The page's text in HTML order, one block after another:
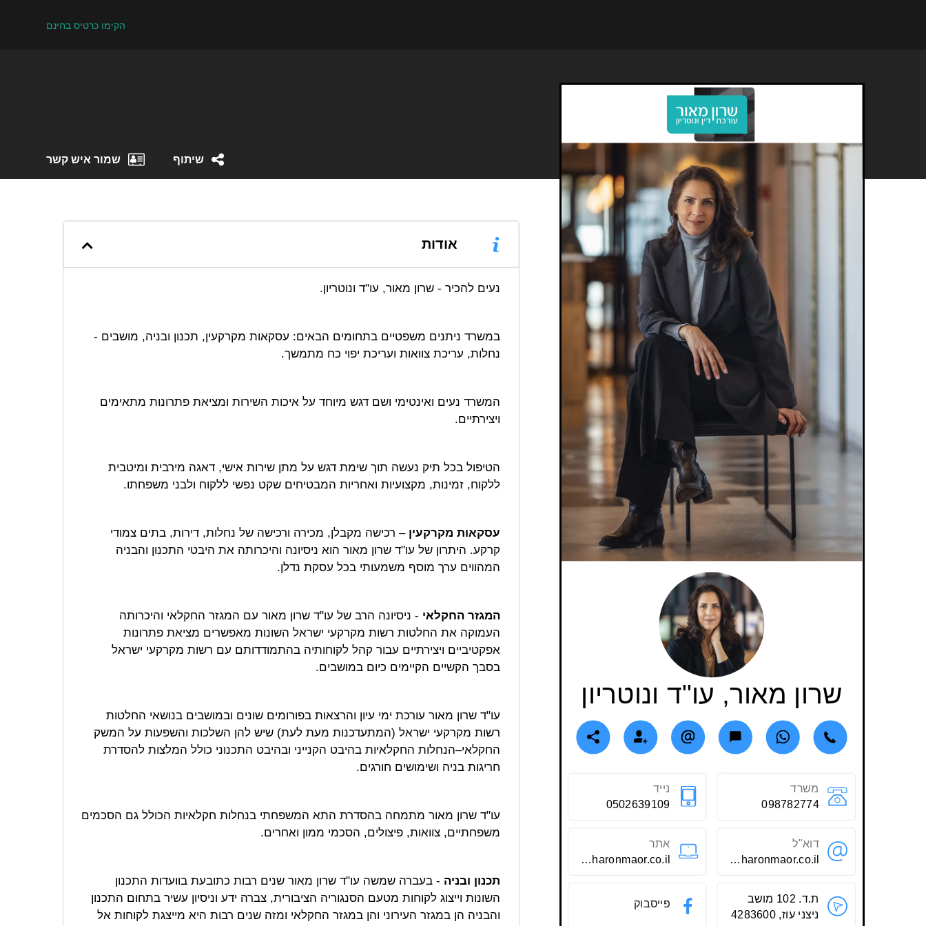
הקימו כרטיס בחינם
שמור איש קשר שיתוף
שרון מאור, עו"ד ונוטריון
משרד
098782774
נייד
0502639109
דוא"ל
office@sharonmaor.co.il
אתר
https://www.sharonmaor.co.il/
ת.ד. 102 מושב
ניצני עוז, 4283600
פייסבוק
אודות
נעים להכיר - שרון מאור, עו"ד ונוטריון.
במשרד ניתנים משפטיים בתחומים הבאים: עסקאות מקרקעין, תכנון ובניה, מושבים -
נחלות, עריכת צוואות ועריכת יפוי כח מתמשך.
המשרד נעים ואינטימי ושם דגש מיוחד על איכות השירות ומציאת פתרונות מתאימים
ויצירתיים.
הטיפול בכל תיק נעשה תוך שימת דגש על מתן שירות אישי, דאגה מירבית ומיטבית
ללקוח, זמינות, מקצועיות ואחריות המבטיחים שקט נפשי ללקוח ולבני משפחתו.
עסקאות מקרקעין – רכישה מקבלן, מכירה ורכישה של נחלות, דירות, בתים צמודי
קרקע. היתרון של עו"ד שרון מאור הוא ניסיונה והיכרותה את היבטי התכנון והבניה
המהווים ערך מוסף משמעותי בכל עסקת נדלן.
המגזר החקלאי - ניסיונה הרב של עו"ד שרון מאור עם המגזר החקלאי והיכרותה
העמוקה את החלטות רשות מקרקעי ישראל השונות מאפשרים מציאת פתרונות
אפקטיביים ויצירתיים עבור קהל לקוחותיה בהתמודדותם עם רשות מקרקעי ישראל
בסבך הקשיים הקיימים כיום במושבים.
עו"ד שרון מאור עורכת ימי עיון והרצאות בפורומים שונים ובמושבים בנושאי החלטות
רשות מקרקעי ישראל (המתעדכנות מעת לעת) שיש להן השלכות והשפעות על המשק
החקלאי–הנחלות החקלאיות בהיבט הקנייני ובהיבט התכנוני כולל המלצות להסדרת
חריגות בניה ושימושים חורגים.
עו"ד שרון מאור מתמחה בהסדרת התא המשפחתי בנחלות חקלאיות הכולל גם הסכמים
משפחתיים, צוואות, פיצולים, הסכמי ממון ואחרים.
תכנון ובניה - בעברה שמשה עו"ד שרון מאור שנים רבות כתובעת בוועדות התכנון
השונות וייצוג לקוחות מטעם הסנגוריה הציבורית, צברה ידע וניסיון עשיר בתחום התכנון
והבניה הן במגזר העירוני והן במגזר החקלאי ומזה שנים רבות היא מייצגת לקוחות אל